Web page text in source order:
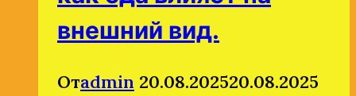
внешний вид.
Отadmin 20.08.202520.08.2025